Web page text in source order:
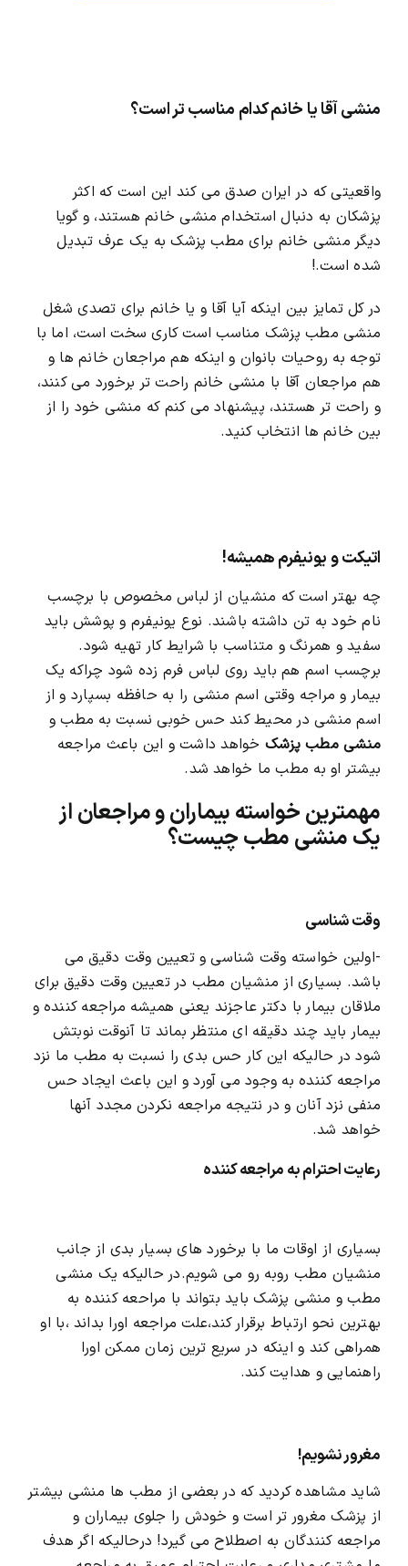
منشی آقا یا خانم کدام مناسب تر است؟
واقعیتی که در ایران صدق می کند این است که اکثر
پزشکان به دنبال استخدام منشی خانم هستند، و گویا
دیگر منشی خانم برای مطب پزشک به یک عرف تبدیل
شده است.!
در کل تمایز بین اینکه آیا آقا و یا خانم برای تصدی شغل
منشی مطب پزشک مناسب است کاری سخت است، اما با
توجه به روحیات بانوان و اینکه هم مراجعان خانم ها و
هم مراجعان آقا با منشی خانم راحت تر برخورد می کنند،
و راحت تر هستند، پیشنهاد می کنم که منشی خود را از
بین خانم ها انتخاب کنید.
اتیکت و یونیفرم همیشه!
چه بهتر است که منشیان از لباس مخصوص با برچسب
نام خود به تن داشته باشند. نوع یونیفرم و پوشش باید
سفید و همرنگ و متناسب با شرایط کار تهیه شود.
برچسب اسم هم باید روی لباس فرم زده شود چراکه یک
بیمار و مراجه وقتی اسم منشی را به حافظه بسپارد و از
اسم منشی در محیط کند حس خوبی نسبت به مطب و
منشی مطب پزشک خواهد داشت و این باعث مراجعه
بیشتر او به مطب ما خواهد شد.
مهمترین خواسته بیماران و مراجعان از
یک منشی مطب چیست؟
وقت شناسی
-اولین خواسته وقت شناسی و تعیین وقت دقیق می
باشد. بسیاری از منشیان مطب در تعیین وقت دقیق برای
ملاقان بیمار با دکتر عاجزند یعنی همیشه مراجعه کننده و
بیمار باید چند دقیقه ای منتظر بماند تا آنوقت نوبتش
شود در حالیکه این کار حس بدی را نسبت به مطب ما نزد
مراجعه کننده به وجود می آورد و این باعث ایجاد حس
منفی نزد آنان و در نتیجه مراجعه نکردن مجدد آنها
خواهد شد.
رعایت احترام به مراجعه کننده
بسیاری از اوقات ما با برخورد های بسیار بدی از جانب
منشیان مطب روبه رو می شویم.در حالیکه یک منشی
مطب و منشی پزشک باید بتواند با مراحعه کننده به
بهترین نحو ارتباط برقرار کند،علت مراجعه اورا بداند ،با او
همراهی کند و اینکه در سریع ترین زمان ممکن اورا
راهنمایی و هدایت کند.
مغرور نشویم!
شاید مشاهده کردید که در بعضی از مطب ها منشی بیشتر
از پزشک مغرور تر است و خودش را جلوی بیماران و
مراجعه کنندگان به اصطلاح می گیرد! درحالیکه اگر هدف